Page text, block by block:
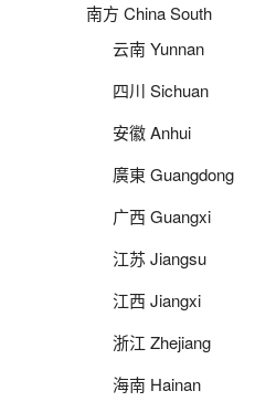
南方 China South
云南 Yunnan
四川 Sichuan
安徽 Anhui
廣東 Guangdong
广西 Guangxi
江苏 Jiangsu
江西 Jiangxi
浙江 Zhejiang
海南 Hainan